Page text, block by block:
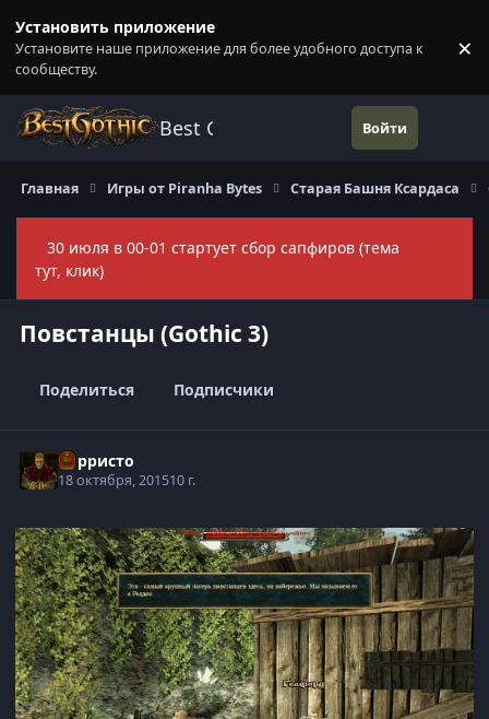
Установить приложение
Установите наше приложение для более удобного доступа к
сообществу.
×
Best Gothic Forums Войти
Главная Игры от Piranha Bytes Старая Башня Ксардаса
30 июля в 00-01 стартует сбор сапфиров (тема
тут, клик)
Повстанцы (Gothic 3)
Поделиться Подписчики
Корристо
18 октября, 201510 г.